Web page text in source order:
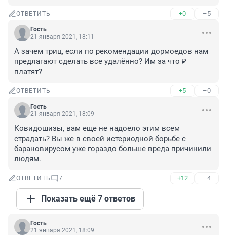
ОТВЕТИТЬ +0 –5
Гость
21 января 2021, 18:11
А зачем триц, если по рекомендации дормоедов нам
предлагают сделать все удалённо? Им за что ₽
платят?
ОТВЕТИТЬ +5 –0
Гость
21 января 2021, 18:09
Ковидошизы, вам еще не надоело этим всем
страдать? Вы же в своей истериодной борьбе с
барановирусом уже гораздо больше вреда причинили
людям.
ОТВЕТИТЬ 7 +12 –4
Показать ещё 7 ответов
Гость
21 января 2021, 18:09